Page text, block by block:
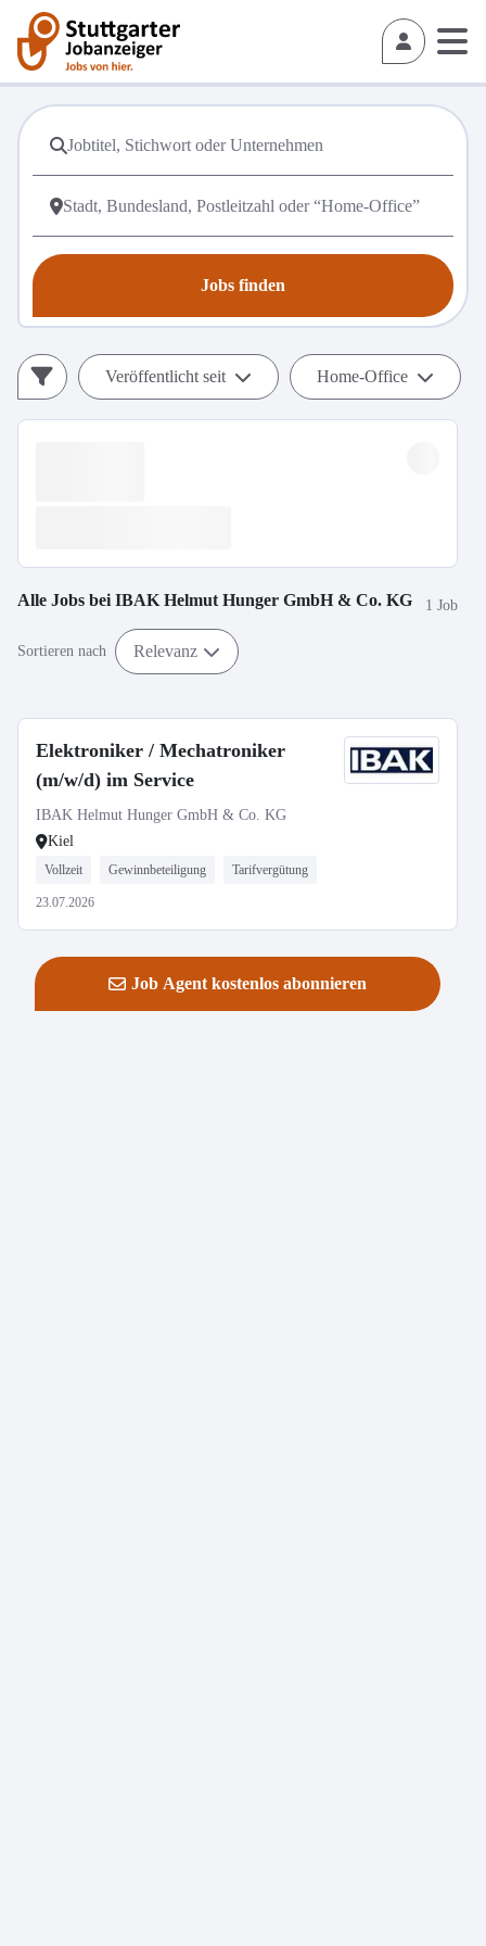
Jobs finden
Veröffentlicht seit Home-Office
Alle Jobs bei IBAK Helmut Hunger GmbH & Co. KG 1 Job
Sortieren nach Relevanz
Elektroniker / Mechatroniker
(m/w/d) im Service
IBAK Helmut Hunger GmbH & Co. KG
Kiel
Vollzeit Gewinnbeteiligung Tarifvergütung
23.07.2026
Job Agent kostenlos abonnieren